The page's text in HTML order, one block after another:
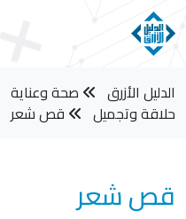
الدليل الأزرق صحة وعناية
حلاقة وتجميل
قص شعر
قص شعر